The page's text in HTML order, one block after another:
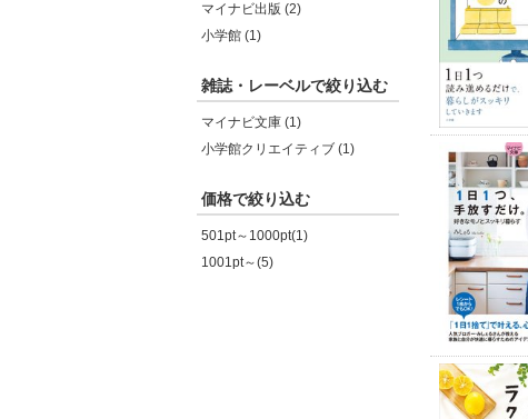
マイナビ出版 (2)
小学館 (1)
雑誌・レーベルで絞り込む
マイナビ文庫 (1)
小学館クリエイティブ (1)
価格で絞り込む
501pt～1000pt(1)
1001pt～(5)